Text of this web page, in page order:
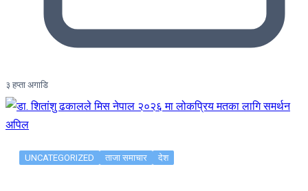
३ हप्ता अगाडि
UNCATEGORIZED ताजा समाचार देश